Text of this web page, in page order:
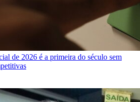
de 2026 é a primeira do século sem